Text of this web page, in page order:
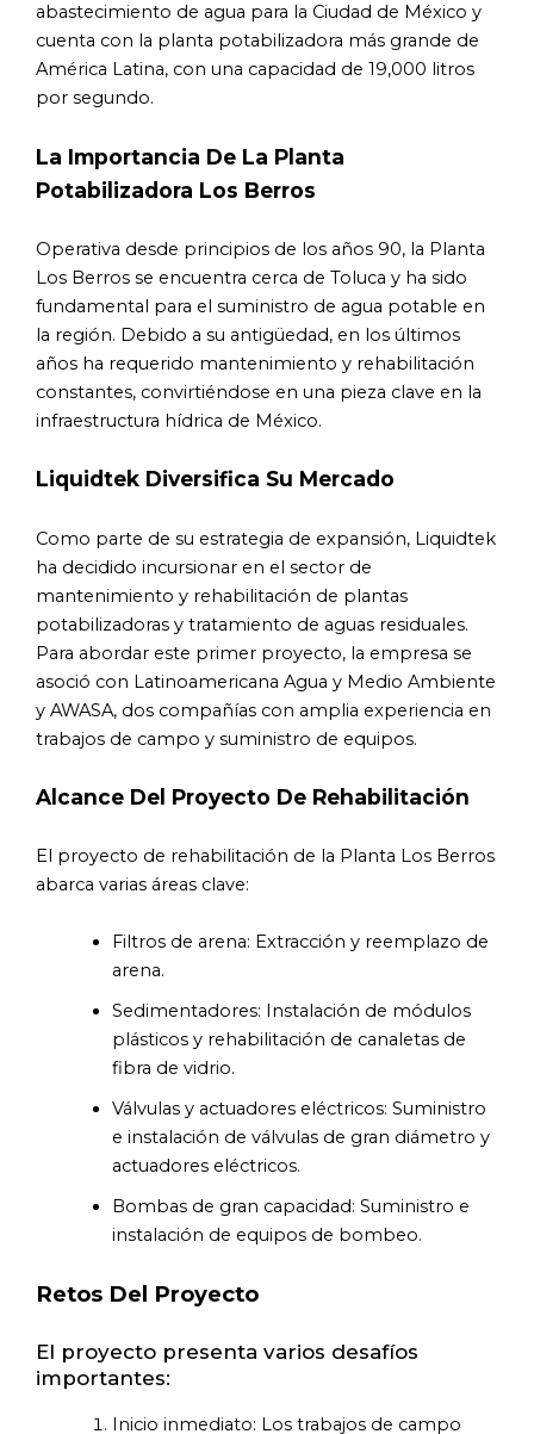
abastecimiento de agua para la Ciudad de México y
cuenta con la planta potabilizadora más grande de
América Latina, con una capacidad de 19,000 litros
por segundo.
La Importancia De La Planta
Potabilizadora Los Berros
Operativa desde principios de los años 90, la Planta
Los Berros se encuentra cerca de Toluca y ha sido
fundamental para el suministro de agua potable en
la región. Debido a su antigüedad, en los últimos
años ha requerido mantenimiento y rehabilitación
constantes, convirtiéndose en una pieza clave en la
infraestructura hídrica de México.
Liquidtek Diversifica Su Mercado
Como parte de su estrategia de expansión, Liquidtek
ha decidido incursionar en el sector de
mantenimiento y rehabilitación de plantas
potabilizadoras y tratamiento de aguas residuales.
Para abordar este primer proyecto, la empresa se
asoció con Latinoamericana Agua y Medio Ambiente
y AWASA, dos compañías con amplia experiencia en
trabajos de campo y suministro de equipos.
Alcance Del Proyecto De Rehabilitación
El proyecto de rehabilitación de la Planta Los Berros
abarca varias áreas clave:
Filtros de arena: Extracción y reemplazo de
arena.
Sedimentadores: Instalación de módulos
plásticos y rehabilitación de canaletas de
fibra de vidrio.
Válvulas y actuadores eléctricos: Suministro
e instalación de válvulas de gran diámetro y
actuadores eléctricos.
Bombas de gran capacidad: Suministro e
instalación de equipos de bombeo.
Retos Del Proyecto
El proyecto presenta varios desafíos
importantes:
Inicio inmediato: Los trabajos de campo